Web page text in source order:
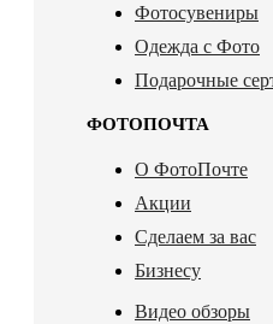
Фотосувениры
Одежда с Фото
Подарочные
ФОТОПОЧТА
О ФотоПочте
Акции
Сделаем за вас
Бизнесу
Видео обзоры